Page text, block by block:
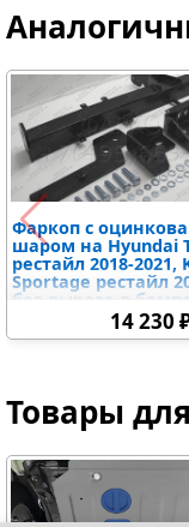
Фаркоп с
шаром на Hyundai
рестайл 2018-2021,
Sportage рестайл
без выреза в
шара: A. Нагрузки:
масса фаркопа 22,6
14 230
Товары